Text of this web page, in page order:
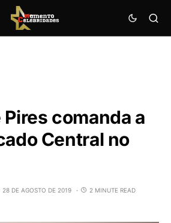
comanda a
Central no
28 DE AGOSTO DE 2019 2 MINUTE READ